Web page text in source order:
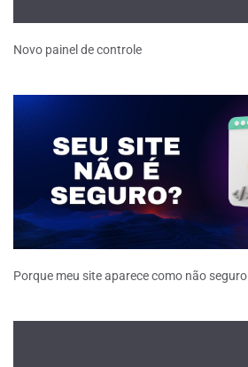
Novo painel de controle
Porque meu site aparece como não seguro